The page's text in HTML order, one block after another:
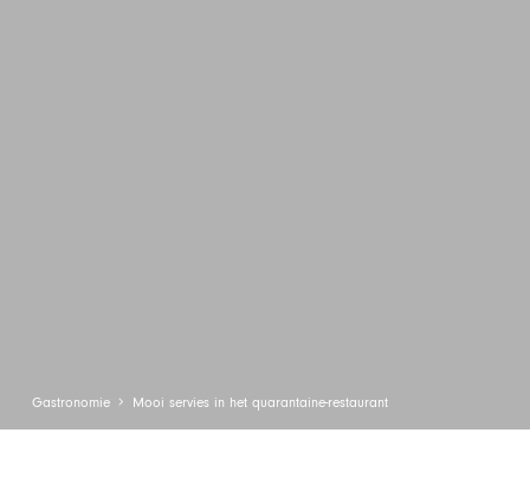
Gastronomie Mooi servies in het quarantaine-restaurant